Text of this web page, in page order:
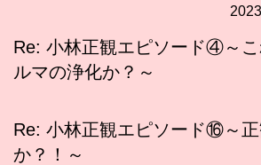
Re: 小林正観エピソード④～
ルマの浄化か？～
Re: 小林正観エピソード⑯～
か？！～